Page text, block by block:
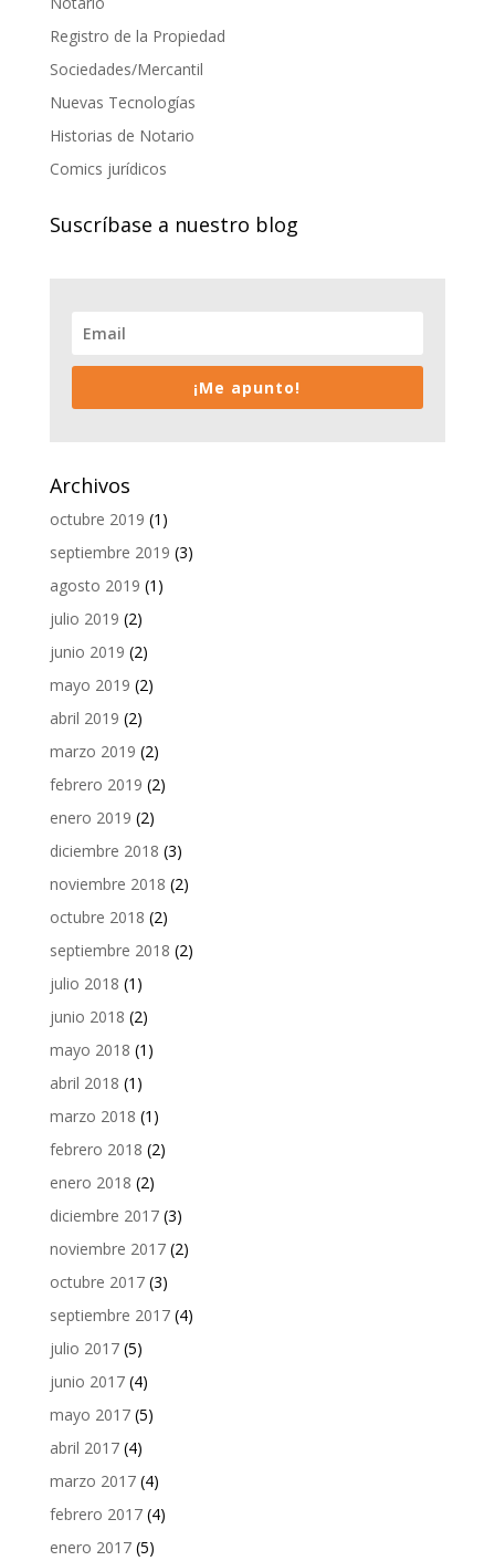
Registro de la Propiedad
Sociedades/Mercantil
Nuevas Tecnologías
Historias de Notario
Comics jurídicos
Suscríbase a nuestro blog
¡Me apunto!
Archivos
octubre 2019 (1)
septiembre 2019 (3)
agosto 2019 (1)
julio 2019 (2)
junio 2019 (2)
mayo 2019 (2)
abril 2019 (2)
marzo 2019 (2)
febrero 2019 (2)
enero 2019 (2)
diciembre 2018 (3)
noviembre 2018 (2)
octubre 2018 (2)
septiembre 2018 (2)
julio 2018 (1)
junio 2018 (2)
mayo 2018 (1)
abril 2018 (1)
marzo 2018 (1)
febrero 2018 (2)
enero 2018 (2)
diciembre 2017(3)
noviembre 2017(2)
octubre 2017(3)
septiembre 2017(4)
julio 2017(5)
junio 2017(4)
mayo 2017(5)
abril 2017(4)
marzo 2017(4)
febrero 2017(4)
enero 2017(5)